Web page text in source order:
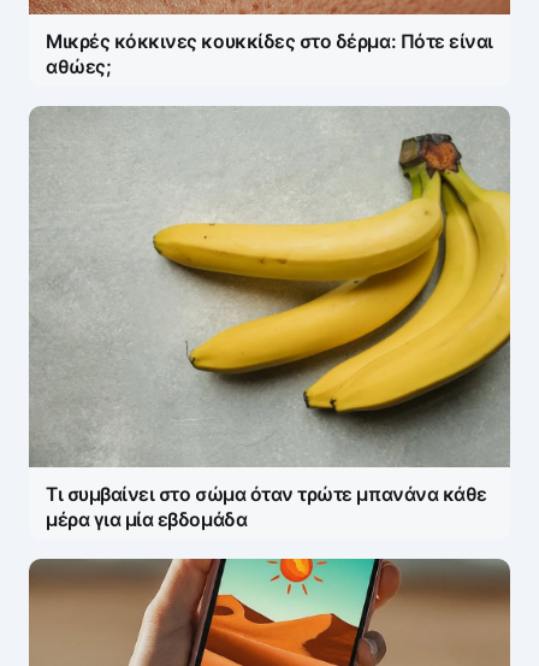
Μικρές κόκκινες κουκκίδες στο δέρμα: Πότε είναι
αθώες;
Τι συμβαίνει στο σώμα όταν τρώτε μπανάνα κάθε
μέρα για μία εβδομάδα